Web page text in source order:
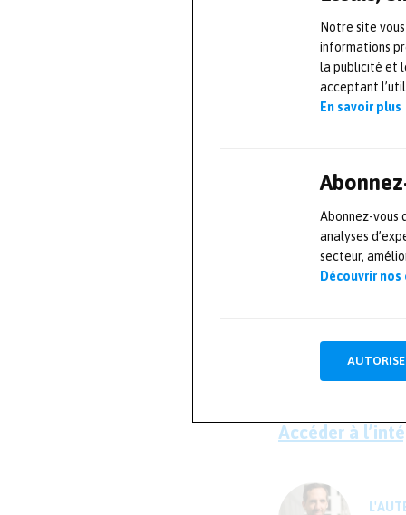
Notre site
informations
la publicité et
acceptant
En savoir plus
Abonnez-vous
analyses
secteur,
Découvrir
équipement
des systèmes
acoustique
unités de
temps de
acoustiquesur
Société
clientèle,
rénovés.
activités dans
Accéder à